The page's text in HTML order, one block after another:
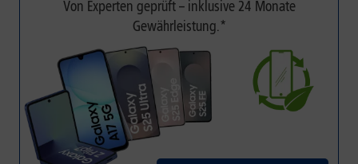
Von Experten geprüft – inklusive 24 Monate
Gewährleistung.*